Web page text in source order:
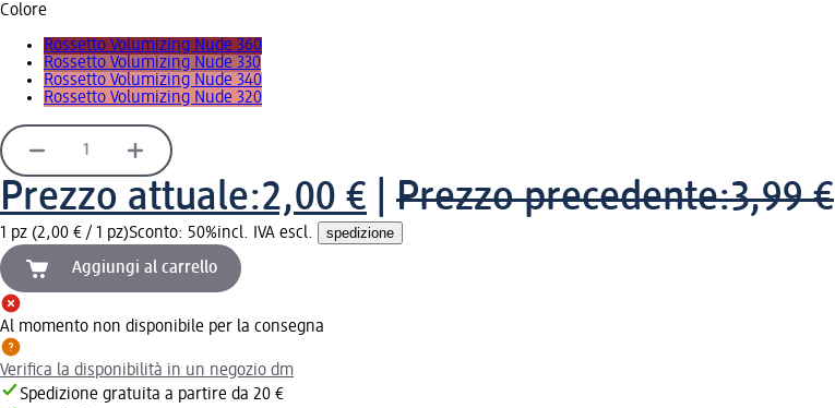
Colore
Rossetto Volumizing Nude 360
Rossetto Volumizing Nude 330
Rossetto Volumizing Nude 340
Rossetto Volumizing Nude 320
Prezzo attuale:2,00 € Prezzo precedente:3,99 €
1 pz (2,00 € / 1 pz)Sconto: 50%incl. IVA escl. spedizione
Aggiungi al carrello
Al momento non disponibile per la consegna
Verifica la disponibilità in un negozio dm
Spedizione gratuita a partire da 20 €